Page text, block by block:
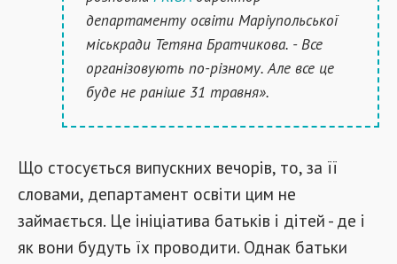
департаменту освіти Маріупольської
міськради Тетяна Братчикова. - Все
організовують по-різному. Але все це
буде не раніше 31 травня».
Що стосується випускних вечорів, то, за її
словами, департамент освіти цим не
займається. Це ініціатива батьків і дітей - де і
як вони будуть їх проводити. Однак батьки